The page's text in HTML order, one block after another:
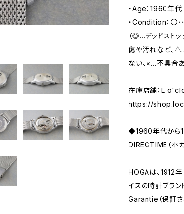
・Age：1960年代
・Condition：〇･
（◎…デッドスト
傷や汚れなど、
ない、×…不具合あ
在庫店舗：L
https://
◆1960年代から
DIRECTIME（ホガ
HOGAは、1912
イスの時計ブラン
Garantie（保証さ